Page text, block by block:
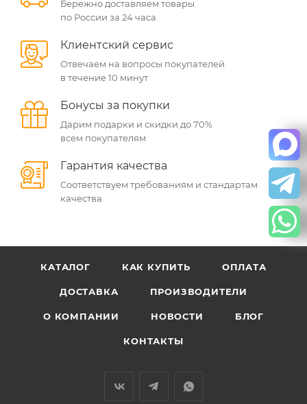
Бережно доставляем товары
по России за 24 часа
Клиентский сервис
Отвечаем на вопросы покупателей
в течение 10 минут
Бонусы за покупки
Дарим подарки и скидки до 70%
всем покупателям
Гарантия качества
Соответствуем требованиям и стандартам
качества
КАТАЛОГ КАК КУПИТЬ ОПЛАТА
ДОСТАВКА ПРОИЗВОДИТЕЛИ
О КОМПАНИИ НОВОСТИ БЛОГ
КОНТАКТЫ